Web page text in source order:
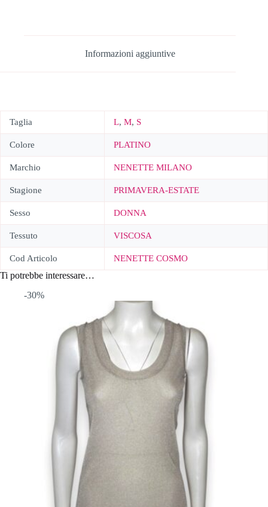
Informazioni aggiuntive
Taglia L, M, S
Colore PLATINO
Marchio NENETTE MILANO
Stagione PRIMAVERA-ESTATE
Sesso DONNA
Tessuto VISCOSA
Cod Articolo NENETTE COSMO
Ti potrebbe interessare…
-30%